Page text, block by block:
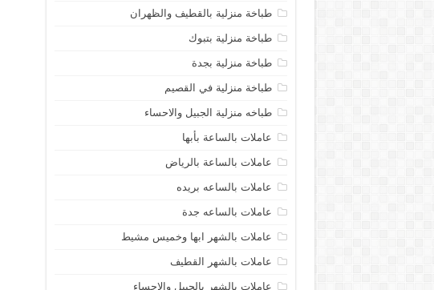
طباخة منزلية بالقطيف والظهران
طباخة منزلية بتبوك
طباخة منزلية بجدة
طباخة منزلية في القصيم
طباخه منزلية الجبيل والاحساء
عاملات بالساعة بأبها
عاملات بالساعة بالرياض
عاملات بالساعه بريده
عاملات بالساعه جدة
عاملات بالشهر ابها وخميس مشيط
عاملات بالشهر القطيف
عاملات بالشهر بالجبيل والاحساء